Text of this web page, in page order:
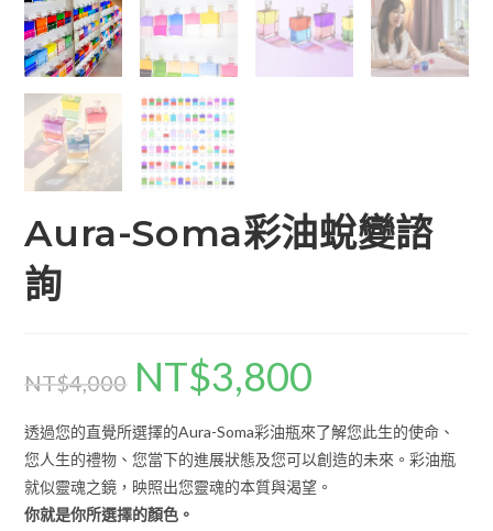
Aura-Soma彩油蛻變諮
詢
NT$4,000 NT$3,800
透過您的直覺所選擇的Aura-Soma彩油瓶來了解您此生的使命、
您人生的禮物、您當下的進展狀態及您可以創造的未來。彩油瓶
就似靈魂之鏡，映照出您靈魂的本質與渴望。
你就是你所選擇的顏色。